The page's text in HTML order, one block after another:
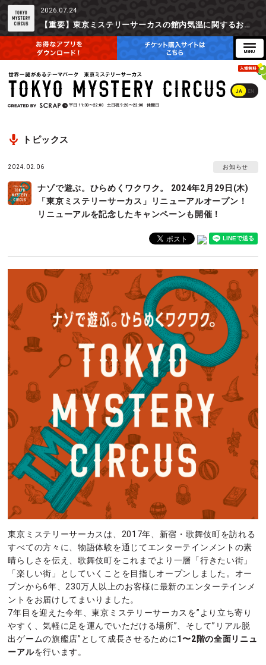
2026.07.24
【重要】東京ミステリーサーカスの館内気温に関するお詫びとご参加辞退時の返金対応について
JA EN
平日 11:30〜22:00 土日祝 9:20〜22:00 休館日
トピックス
2024.02.06 お知らせ
ナゾで遊ぶ。ひらめくワクワク。 2024年2月29日(木)
「東京ミステリーサーカス」リニューアルオープン！
リニューアルを記念したキャンペーンも開催！
東京ミステリーサーカスは、2017年、新宿・歌舞伎町を訪れる
すべての方々に、物語体験を通じてエンターテインメントの素
晴らしさを伝え、歌舞伎町をこれまでより一層「行きたい街」
「楽しい街」としていくことを目指しオープンしました。オー
プンから6年、230万人以上のお客様に最新のエンターテインメ
ントをお届けしてまいりました。
7年目を迎えた今年、東京ミステリーサーカスを”より立ち寄り
やすく、気軽に足を運んでいただける場所”、そして”リアル脱
出ゲームの旗艦店”として成長させるために1〜2階の全面リニュ
ーアルを行います。